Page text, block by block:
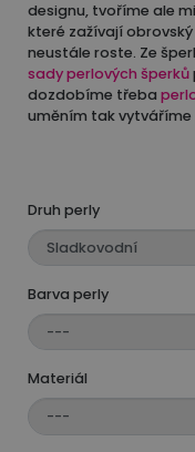
designu, tvoříme ale
které zažívají
neustále roste. Ze
sady perlových šperků
dozdobíme třeba
uměním tak
Druh perly
Barva perly
Materiál